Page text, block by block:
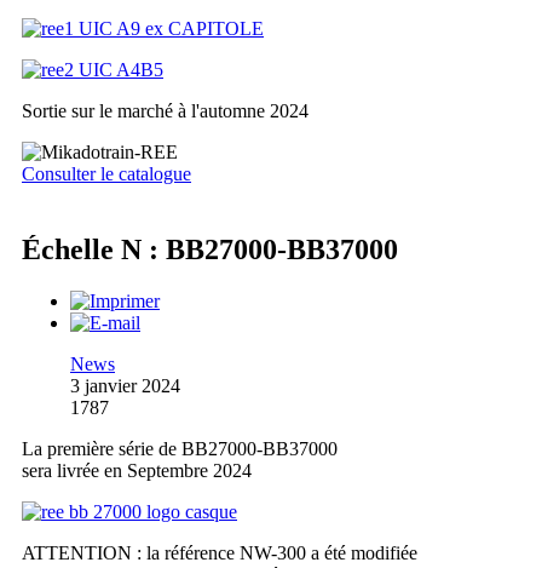
Sortie sur le marché à l'automne 2024
Consulter le catalogue
Échelle N : BB27000-BB37000
News
3 janvier 2024
1787
La première série de BB27000-BB37000
sera livrée en Septembre 2024
ATTENTION : la référence NW-300 a été modifiée